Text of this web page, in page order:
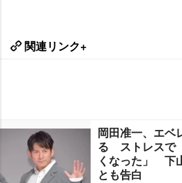
関連リンク+
岡田准一、エベ
る ストレスで
くなった」 下
とも告白